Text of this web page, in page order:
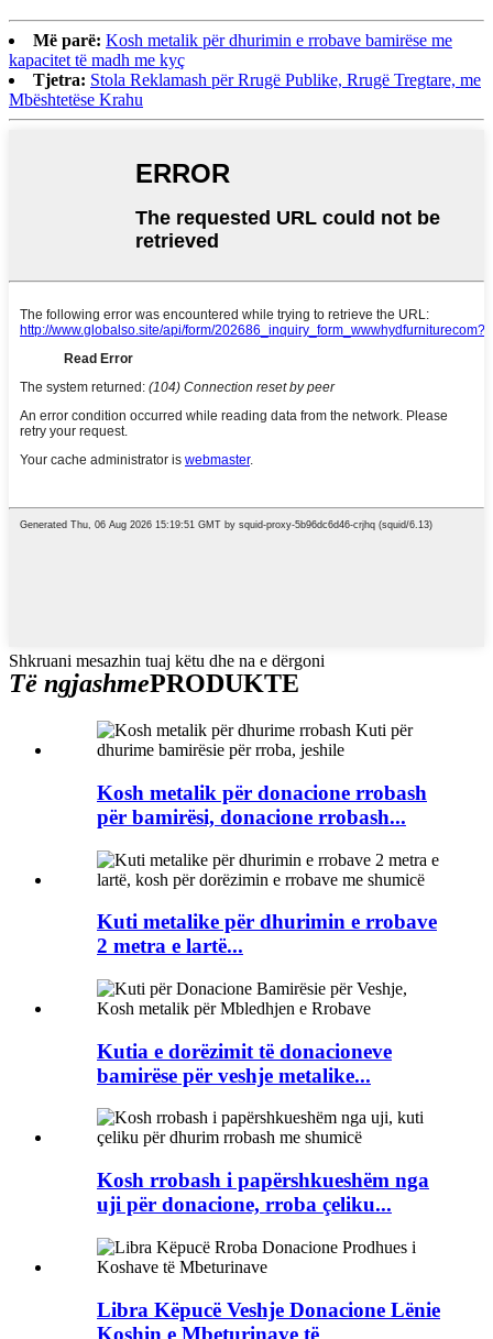
Më parë: Kosh metalik për dhurimin e rrobave bamirëse me
kapacitet të madh me kyç
Tjetra: Stola Reklamash për Rrugë Publike, Rrugë Tregtare, me
Mbështetëse Krahu
Shkruani mesazhin tuaj këtu dhe na e dërgoni
Të ngjashmePRODUKTE
Kosh metalik për donacione rrobash
për bamirësi, donacione rrobash...
Kuti metalike për dhurimin e rrobave
2 metra e lartë...
Kutia e dorëzimit të donacioneve
bamirëse për veshje metalike...
Kosh rrobash i papërshkueshëm nga
uji për donacione, rroba çeliku...
Libra Këpucë Veshje Donacione Lënie
Koshin e Mbeturinave të